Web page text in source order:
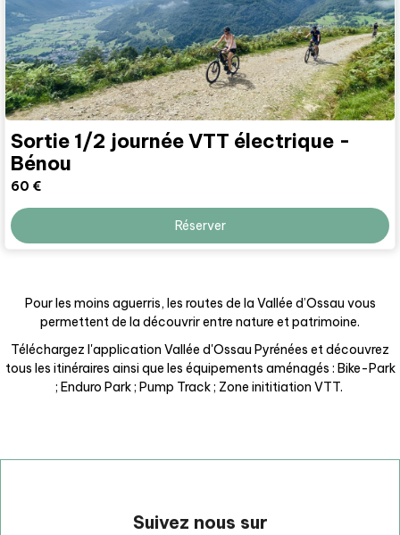
Sortie 1/2 journée VTT électrique -
Bénou
60 €
Réserver
Pour les moins aguerris, les routes de la Vallée d’Ossau vous
permettent de la découvrir entre nature et patrimoine.
Téléchargez l'application Vallée d'Ossau Pyrénées et découvrez
tous les itinéraires ainsi que les équipements aménagés : Bike-Park
; Enduro Park ; Pump Track ; Zone inititiation VTT.
Suivez nous sur